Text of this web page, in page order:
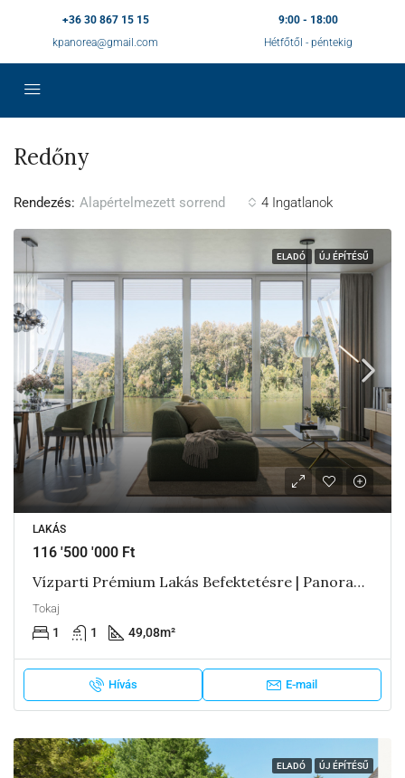
+36 30 867 15 15
kpanorea@gmail.com
9:00 - 18:00
Hétfőtől - péntekig
Redőny
4 Ingatlanok
Rendezés: Alapértelmezett sorrend
ELADÓ ÚJ ÉPÍTÉSŰ
LAKÁS
116 '500 '000 Ft
Vízparti Prémium Lakás Befektetésre | Panorama Boutique 49 A3
Tokaj
1 1 49,08m²
Hívás E-mail
ELADÓ ÚJ ÉPÍTÉSŰ